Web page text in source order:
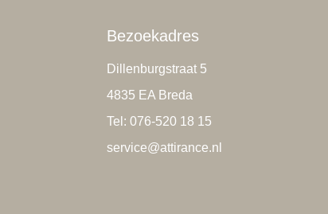
Bezoekadres
Dillenburgstraat 5
4835 EA Breda
Tel: 076-520 18 15
service@attirance.nl